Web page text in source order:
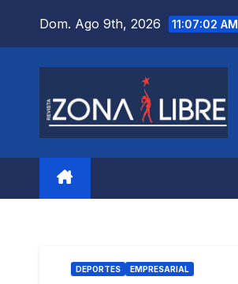
Dom. Ago 9th, 2026 11:07:04 AM
DEPORTES EMPRESARIAL